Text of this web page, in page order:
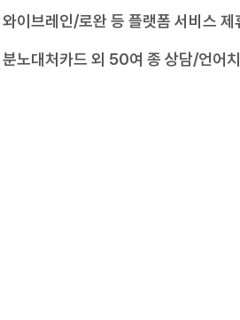
와이브레인/로완 등 플랫폼 서비스 제
분노대처카드 외 50여 종 상담/언어